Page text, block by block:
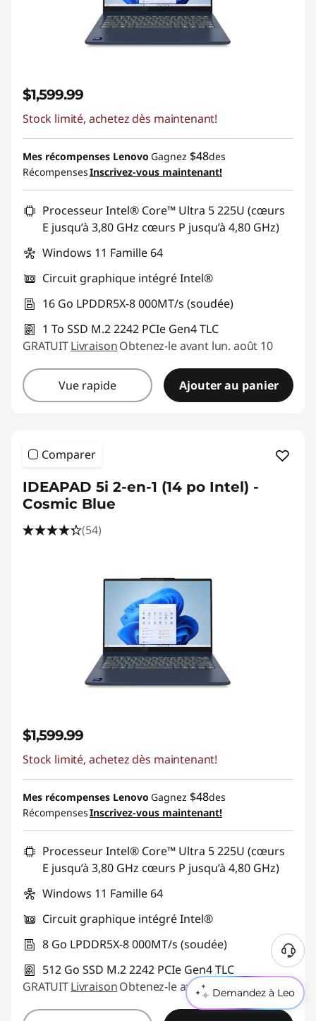
Demandez à Leo
$1,599.99
Stock limité, achetez dès maintenant!
Mes récompenses Lenovo Gagnez $48des
RécompensesInscrivez-vous maintenant!
Processeur Intel® Core™ Ultra 5 225U (cœurs
E jusqu’à 3,80 GHz cœurs P jusqu’à 4,80 GHz)
Windows 11 Famille 64
Circuit graphique intégré Intel®
16 Go LPDDR5X-8 000MT/s (soudée)
1 To SSD M.2 2242 PCIe Gen4 TLC
GRATUITLivraisonObtenez-le avant lun. août 10
Vue rapide Ajouter au panier
Comparer
IDEAPAD 5i 2-en-1 (14 po Intel) -
Cosmic Blue
(54)
$1,599.99
Stock limité, achetez dès maintenant!
Mes récompenses Lenovo Gagnez $48des
RécompensesInscrivez-vous maintenant!
Processeur Intel® Core™ Ultra 5 225U (cœurs
E jusqu’à 3,80 GHz cœurs P jusqu’à 4,80 GHz)
Windows 11 Famille 64
Circuit graphique intégré Intel®
8 Go LPDDR5X-8 000MT/s (soudée)
512 Go SSD M.2 2242 PCIe Gen4 TLC
GRATUITLivraisonObtenez-le avant lun. août 10
B
e
s
o